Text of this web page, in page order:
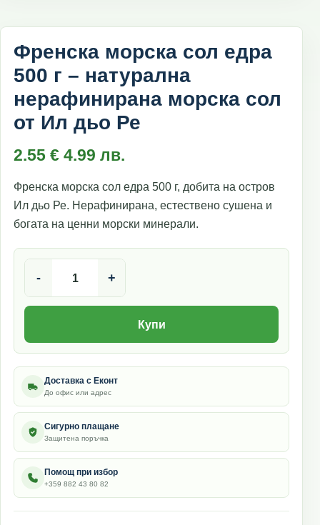
Френска морска сол едра
500 г – натурална
нерафинирана морска сол
от Ил дьо Ре
2.55 € 4.99 лв.
Френска морска сол едра 500 г, добита на остров
Ил дьо Ре. Нерафинирана, естествено сушена и
богата на ценни морски минерали.
- +
Купи
Доставка с Еконт
До офис или адрес
Сигурно плащане
Защитена поръчка
Помощ при избор
+359 882 43 80 82